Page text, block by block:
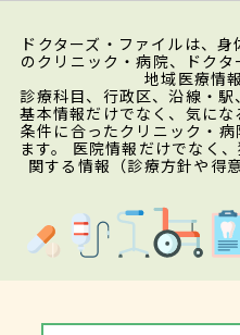
ドクターズ・ファイルは、
のクリニック・病院、ドク
地域医療情
診療科目、行政区、沿線・
基本情報だけでなく、気に
条件に合ったクリニック・
ます。 医院情報だけでなく
関する情報（診療方針や得